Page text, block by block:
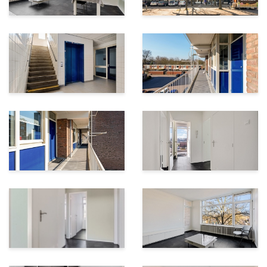
Zonnige galerijzijde en een balkon aan de voorzijde
Nieuwsgierig geworden?
Bel ons op 055-7601777 voor een bezichtiging – we
laten het je graag zien!
Vraagprijs: vanaf € 250.000,-- k.k.
Aanvaarding: kan snel
Aangezien de verkoper de woning niet zelf heeft
bewoond, zal een ‘niet zelf bewoond’-clausule (ook wel:
eigenbewoningsclausule) worden opgenomen in de
koopovereenkomst.